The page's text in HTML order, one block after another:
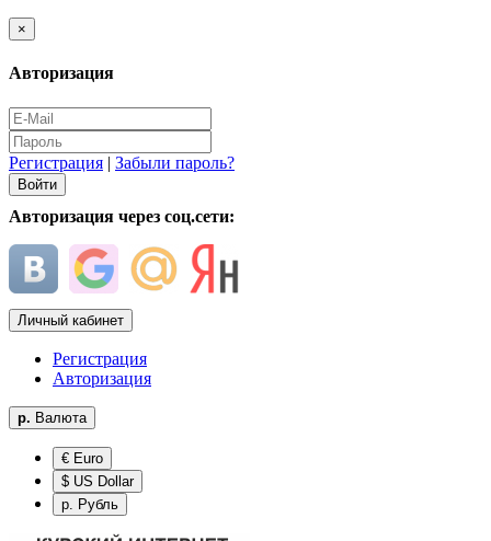
×
Авторизация
Регистрация | Забыли пароль?
Авторизация через соц.сети:
Личный кабинет
Регистрация
Авторизация
р. Валюта
€ Euro
$ US Dollar
р. Рубль